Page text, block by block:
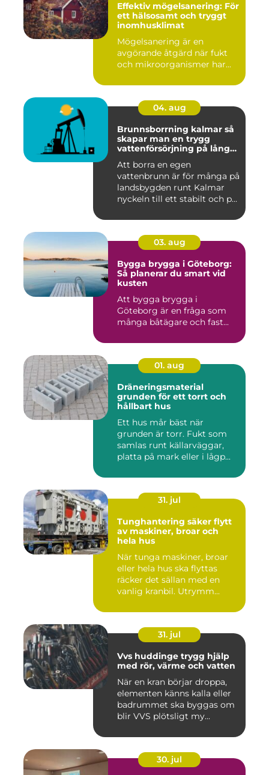
Effektiv mögelsanering: För
ett hälsosamt och tryggt
inomhusklimat
Mögelsanering är en
avgörande åtgärd när fukt
och mikroorganismer har...
04. aug
Brunnsborrning kalmar så
skapar man en trygg
vattenförsörjning på lång
Att borra en egen
vattenbrunn är för många på
landsbygden runt Kalmar
nyckeln till ett stabilt och p...
03. aug
Bygga brygga i Göteborg:
Så planerar du smart vid
kusten
Att bygga brygga i
Göteborg är en fråga som
många båtägare och fast...
01. aug
Dräneringsmaterial
grunden för ett torrt och
hållbart hus
Ett hus mår bäst när
grunden är torr. Fukt som
samlas runt källarväggar,
platta på mark eller i lågp...
31. jul
Tunghantering säker flytt
av maskiner, broar och
hela hus
När tunga maskiner, broar
eller hela hus ska flyttas
räcker det sällan med en
vanlig kranbil. Utrymm...
31. jul
Vvs huddinge trygg hjälp
med rör, värme och vatten
När en kran börjar droppa,
elementen känns kalla eller
badrummet ska byggas om
blir VVS plötsligt my...
30. jul